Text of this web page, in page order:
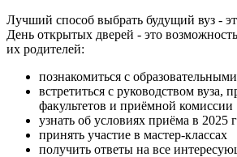
Лучший способ выбрать будущий вуз -
День открытых дверей - это
их родителей:
познакомиться с
встретиться с руководством вуза,
факультетов и приёмной комиссии
узнать об условиях приёма в 2025
принять участие в мастер-классах
получить ответы на все